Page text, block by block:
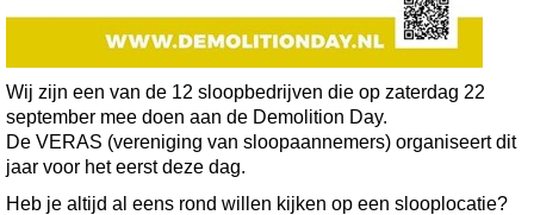
Wij zijn een van de 12 sloopbedrijven die op zaterdag 22
september mee doen aan de Demolition Day.
De VERAS (vereniging van sloopaannemers) organiseert dit
jaar voor het eerst deze dag.
Heb je altijd al eens rond willen kijken op een slooplocatie?